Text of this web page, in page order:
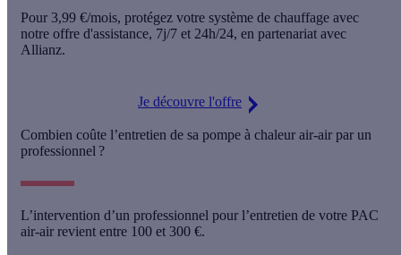
Pour 3,99 €/mois, protégez votre système de chauffage avec
notre offre d'assistance, 7j/7 et 24h/24, en partenariat avec
Allianz.
Je découvre l'offre
Combien coûte l’entretien de sa pompe à chaleur air-air par un
professionnel ?
L’intervention d’un professionnel pour l’entretien de votre PAC
air-air revient entre 100 et 300 €.